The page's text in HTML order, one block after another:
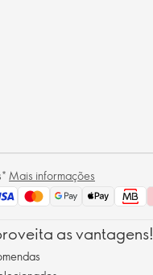
Mais informações
as vantagens!